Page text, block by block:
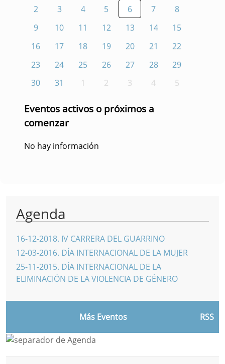
2
3 4 5 6 7
8
9
10 11 12 13 14
15
16
17 18 19 20 21
22
23
24 25 26 27 28
29
30
31 1 2 3 4 5
Eventos activos o próximos a
comenzar
No hay información
Agenda
16-12-2018. IV CARRERA DEL GUARRINO
12-03-2016. DÍA INTERNACIONAL DE LA MUJER
25-11-2015. DÍA INTERNACIONAL DE LA
ELIMINACIÓN DE LA VIOLENCIA DE GÉNERO
Más Eventos RSS